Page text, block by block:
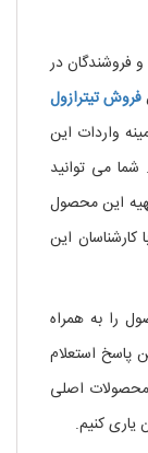
و فروشندگان در
فروش تیترازول
واردات این
شما می توانید
این محصول
این
را به همراه
پاسخ استعلام
محصولات اصلی
یاری کنیم.